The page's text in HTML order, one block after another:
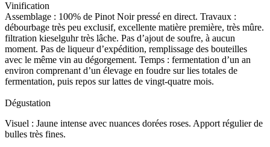
Vinification
Assemblage : 100% de Pinot Noir pressé en direct. Travaux :
débourbage très peu exclusif, excellente matière première, très mûre.
filtration kieselguhr très lâche. Pas d’ajout de soufre, à aucun
moment. Pas de liqueur d’expédition, remplissage des bouteilles
avec le même vin au dégorgement. Temps : fermentation d’un an
environ comprenant d’un élevage en foudre sur lies totales de
fermentation, puis repos sur lattes de vingt-quatre mois.
Dégustation
Visuel : Jaune intense avec nuances dorées roses. Apport régulier de
bulles très fines.